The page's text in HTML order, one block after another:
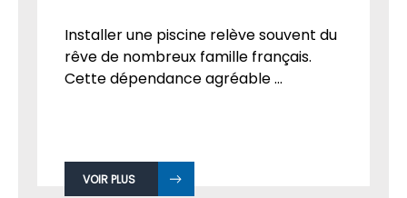
Installer une piscine relève souvent du
rêve de nombreux famille français.
Cette dépendance agréable ...
VOIR PLUS